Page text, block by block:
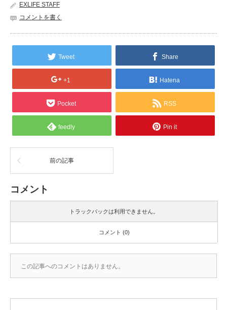
EXLIFE STAFF
コメントを書く
Tweet Share
+1 Hatena
Pocket RSS
feedly Pin it
前の記事
コメント
トラックバックは利用できません。
コメント (0)
この記事へのコメントはありません。